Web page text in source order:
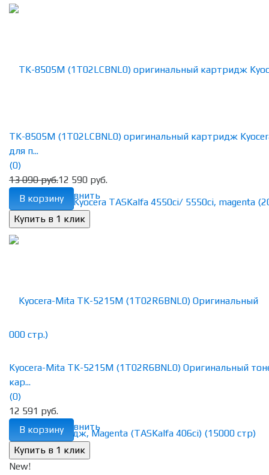
избранное сравнить
TK-8505M (1T02LCBNL0) оригинальный картридж
для п...
(0)
13 090 руб.12 590 руб.
В корзину
избранное сравнить
Kyocera-Mita TK-5215M (1T02R6BNL0) Оригинальный
кар...
(0)
12 591 руб.
В корзину
New!